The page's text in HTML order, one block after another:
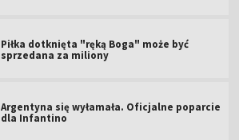
Piłka dotknięta "ręką Boga" może być
sprzedana za miliony
Argentyna się wyłamała. Oficjalne poparcie
dla Infantino